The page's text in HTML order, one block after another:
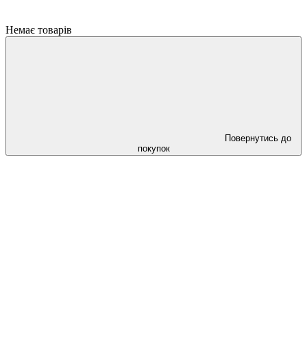
Немає товарів
Повернутись до
покупок